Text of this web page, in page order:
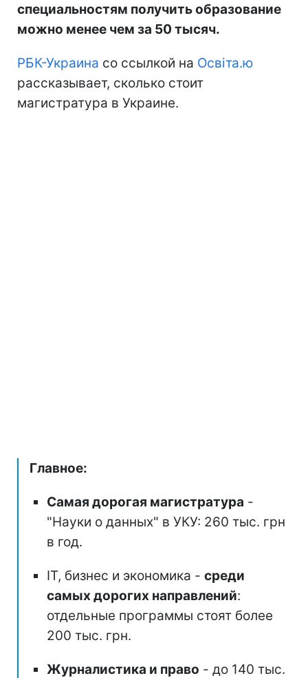
специальностям получить образование
можно менее чем за 50 тысяч.
РБК-Украина со ссылкой на Освіта.ю
рассказывает, сколько стоит
магистратура в Украине.
Главное:
Самая дорогая магистратура -
"Науки о данных" в УКУ: 260 тыс. грн
в год.
ІТ, бизнес и экономика - среди
самых дорогих направлений:
отдельные программы стоят более
200 тыс. грн.
Журналистика и право - до 140 тыс.